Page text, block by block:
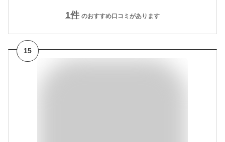
1件 のおすすめ口コミがあります
15